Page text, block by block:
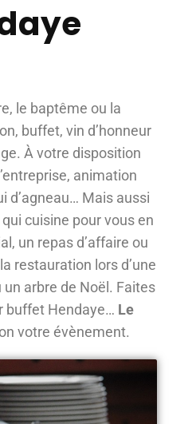
le baptême ou la
buffet, vin d’honneur
À votre disposition
animation
d’agneau… Mais aussi
cuisine pour vous en
un repas d’affaire ou
restauration lors d’une
arbre de Noël. Faites
buffet Hendaye… Le
votre évènement.